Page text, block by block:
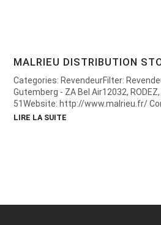
MALRIEU DISTRIBUTION
Categories: RevendeurFilter:
Gutemberg - ZA Bel Air12032,
51Website: http://www.malrieu.fr/
LIRE LA SUITE